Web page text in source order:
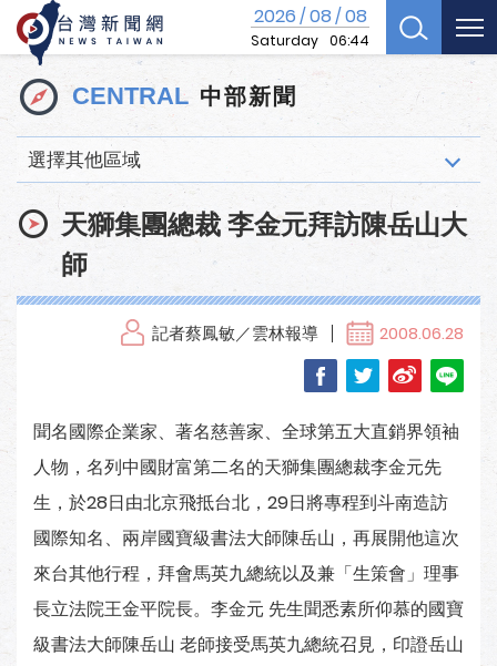
2026/08/08
Saturday 06:44
CENTRAL 中部新聞
選擇其他區域
天獅集團總裁 李金元拜訪陳岳山大
師
記者蔡鳳敏／雲林報導 2008.06.28
聞名國際企業家、著名慈善家、全球第五大直銷界領袖
人物，名列中國財富第二名的天獅集團總裁李金元先
生，於28日由北京飛抵台北，29日將專程到斗南造訪
國際知名、兩岸國寶級書法大師陳岳山，再展開他這次
來台其他行程，拜會馬英九總統以及兼「生策會」理事
長立法院王金平院長。李金元 先生聞悉素所仰慕的國寶
級書法大師陳岳山 老師接受馬英九總統召見，印證岳山